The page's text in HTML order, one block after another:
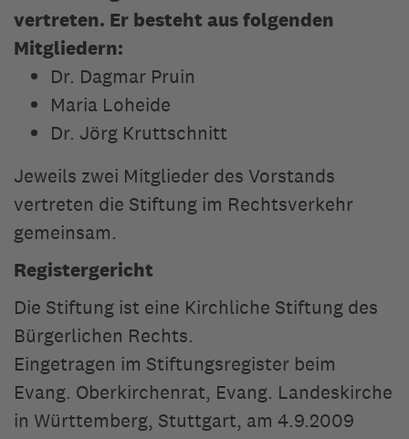
vertreten. Er besteht aus folgenden
Mitgliedern:
Dr. Dagmar Pruin
Maria Loheide
Dr. Jörg Kruttschnitt
Jeweils zwei Mitglieder des Vorstands
vertreten die Stiftung im Rechtsverkehr
gemeinsam.
Registergericht
Die Stiftung ist eine Kirchliche Stiftung des
Bürgerlichen Rechts.
Eingetragen im Stiftungsregister beim
Evang. Oberkirchenrat, Evang. Landeskirche
in Württemberg, Stuttgart, am 4.9.2009